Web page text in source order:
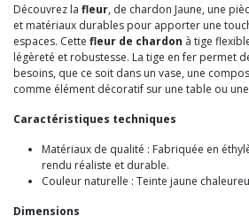
Découvrez la fleur, de chardon Jaune, une
et matériaux durables pour apporter une
espaces. Cette fleur de chardon à tige
légèreté et robustesse. La tige en fer permet
besoins, que ce soit dans un vase, une
comme élément décoratif sur une table ou
Caractéristiques techniques
Matériaux de qualité : Fabriquée en
rendu réaliste et durable.
Couleur naturelle : Teinte jaune
Dimensions